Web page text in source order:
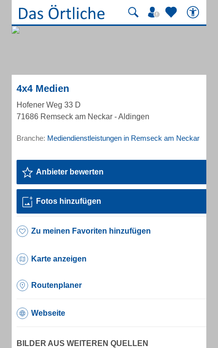
4x4 Medien
Hofener Weg 33 D
71686 Remseck am Neckar - Aldingen
Branche: Mediendienstleistungen in Remseck am Neckar
Anbieter bewerten
Fotos hinzufügen
Zu meinen Favoriten hinzufügen
Karte anzeigen
Routenplaner
Webseite
BILDER AUS WEITEREN QUELLEN